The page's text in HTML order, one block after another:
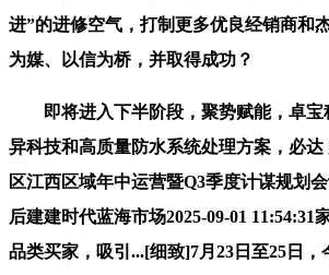
进”的进修空气，打制更多优良经销商和
为媒、以信为桥，并取得成功？
即将进入下半阶段，聚势赋能，卓宝
异科技和高质量防水系统处理方案，必达
区江西区域年中运营暨Q3季度计谋规划
后建建时代蓝海市场2025-09-01 11:54:31
品类买家，吸引...[细致]7月23日至25日，